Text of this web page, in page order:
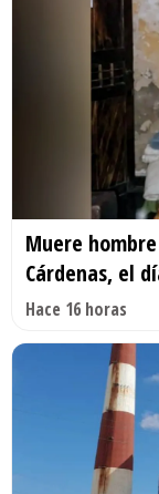
Muere
Cárdenas, el
Hace 16 horas